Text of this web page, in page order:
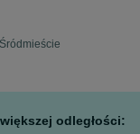
odległości: